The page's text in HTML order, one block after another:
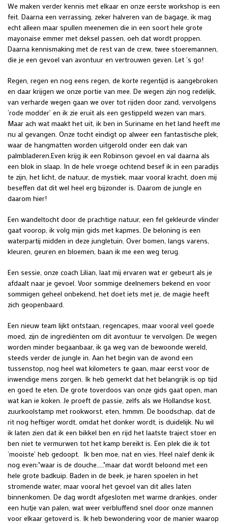
We maken verder kennis met elkaar en onze eerste workshop is een
feit. Daarna een verrassing, zeker halveren van de bagage, ik mag
echt alleen maar spullen meenemen die in een soort hele grote
mayonaise emmer met deksel passen, oeh dat wordt proppen.
Daarna kennismaking met de rest van de crew, twee stoeremannen,
die je een gevoel van avontuur en vertrouwen geven. Let ‘s go!
Regen, regen en nog eens regen, de korte regentijd is aangebroken
en daar krijgen we onze portie van mee. De wegen zijn nog redelijk,
van verharde wegen gaan we over tot rijden door zand, vervolgens
‘rode modder’ en ik zie eruit als een gestippeld wezen van mars.
Maar ach wat maakt het uit, ik ben in Suriname en het land heeft me
nu al gevangen. Onze tocht eindigt op alweer een fantastische plek,
waar de hangmatten worden uitgerold onder een dak van
palmbladeren.Even krijg ik een Robinson gevoel en val daarna als
een blok in slaap. In de hele vroege ochtend besef ik in een paradijs
te zijn, het licht, de natuur, de mystiek, maar vooral kracht, doen mij
beseffen dat dit wel heel erg bijzonder is. Daarom de jungle en
daarom hier!
Een wandeltocht door de prachtige natuur, een fel gekleurde vlinder
gaat voorop, ik volg mijn gids met kapmes. De beloning is een
waterpartij midden in deze jungletuin. Over bomen, langs varens,
kleuren, geuren en bloemen, baan ik me een weg terug.
Een sessie, onze coach Lilian, laat mij ervaren wat er gebeurt als je
afdaalt naar je gevoel. Voor sommige deelnemers bekend en voor
sommigen geheel onbekend, het doet iets met je, de magie heeft
zich geopenbaard.
Een nieuw team lijkt ontstaan, regencapes, maar vooral veel goede
moed, zijn de ingrediënten om dit avontuur te vervolgen. De wegen
worden minder begaanbaar, ik ga weg van de bewoonde wereld,
steeds verder de jungle in. Aan het begin van de avond een
tussenstop, nog heel wat kilometers te gaan, maar eerst voor de
inwendige mens zorgen. Ik heb gemerkt dat het belangrijk is op tijd
en goed te eten. De grote toverdoos van onze gids gaat open, man
wat kan ie koken. Je proeft de passie, zelfs als we Hollandse kost,
zuurkoolstamp met rookworst, eten, hmmm. De boodschap, dat de
rit nog heftiger wordt, omdat het donker wordt, is duidelijk. Nu wil
ik laten zien dat ik een bikkel ben en rijd het laatste traject stoer en
ben niet te vermurwen tot het kamp bereikt is. Een plek die ik tot
‘mooiste’ heb gedoopt. Ik ben moe, nat en vies. Heel naïef denk ik
nog even:"waar is de douche….."maar dat wordt beloond met een
hele grote badkuip. Baden in de beek, je haren spoelen in het
stromende water, maar vooral het gevoel van dit alles laten
binnenkomen. De dag wordt afgesloten met warme drankjes, onder
een hutje van palen, wat weer verbluffend snel door onze mannen
voor elkaar getoverd is. Ik heb bewondering voor de manier waarop